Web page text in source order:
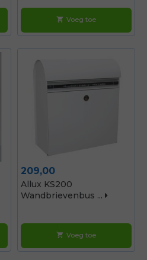
shopping_cart Voeg toe
Prijs
209,00
Allux KS200
Wandbrievenbus ...
shopping_cart Voeg toe